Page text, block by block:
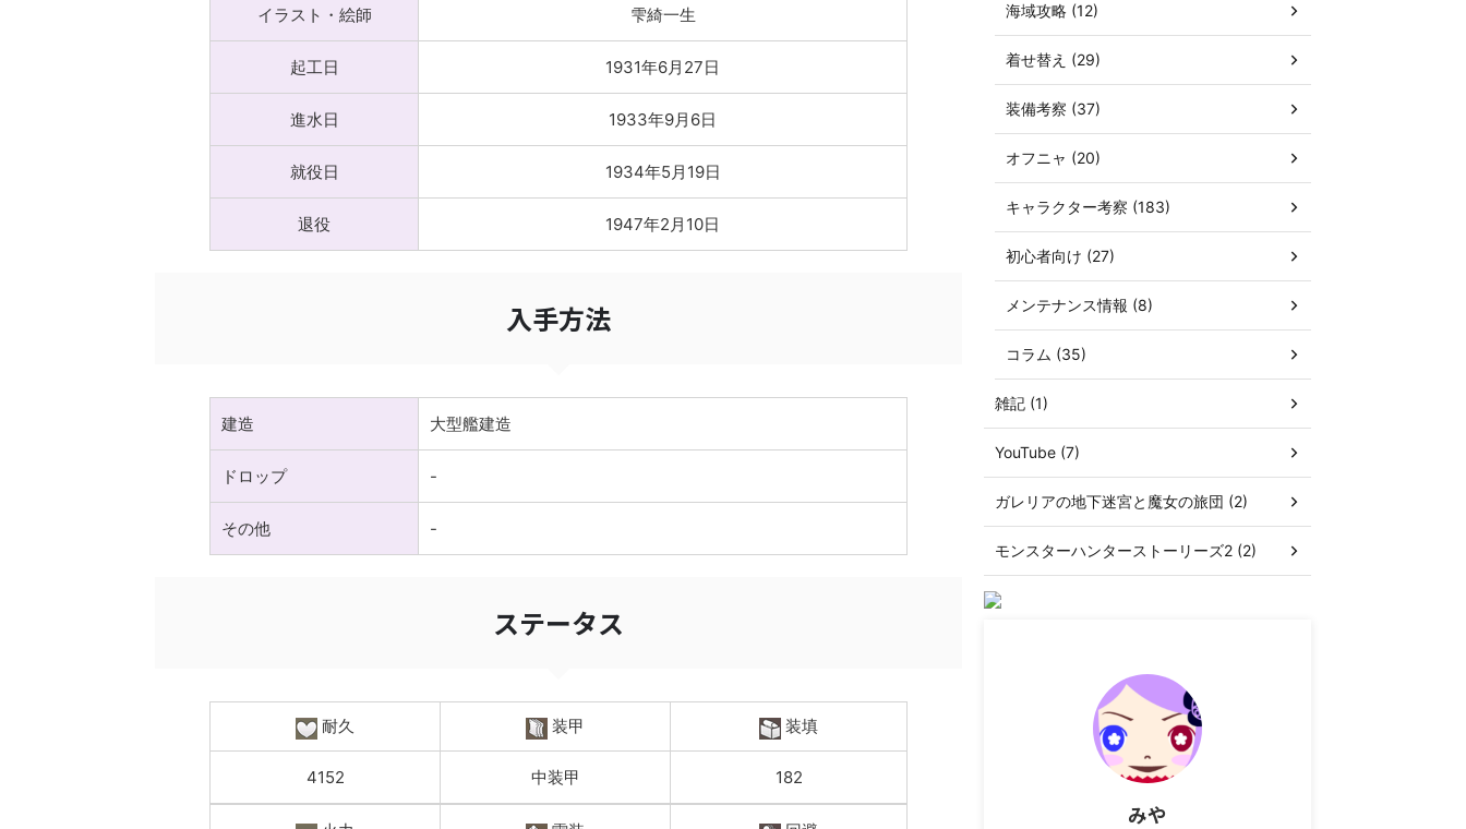
イラスト・絵師 雫綺一生
起工日 1931年6月27日
進水日 1933年9月6日
就役日 1934年5月19日
退役 1947年2月10日
入手方法
建造 大型艦建造
ドロップ -
その他 -
ステータス
耐久 装甲 装填
4152 中装甲 182
海域攻略 (12)
着せ替え (29)
装備考察 (37)
オフニャ (20)
キャラクター考察 (183)
初心者向け (27)
メンテナンス情報 (8)
コラム (35)
雑記 (1)
YouTube (7)
ガレリアの地下迷宮と魔女の旅団 (2)
モンスターハンターストーリーズ2 (2)
みや